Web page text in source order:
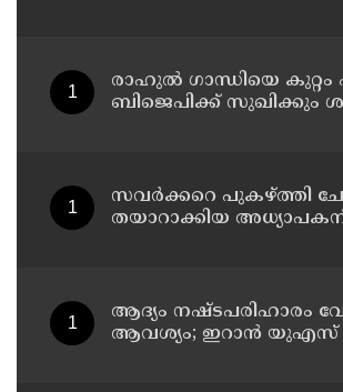
രാഹുല്‍ ഗാന്ധിയെ
ബിജെപിക്ക് സുഖിക്കും
സവര്‍ക്കറെ പുകഴ്ത്തി
തയാറാക്കിയ
ആദ്യം നഷ്ടപരിഹാരം
ആവശ്യം; ഇറാന്‍ യുഎസ്